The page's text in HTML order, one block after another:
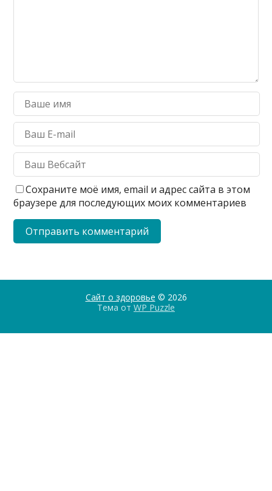
Сохраните моё имя, email и адрес сайта в этом
браузере для последующих моих комментариев
Сайт о здоровье © 2026
Тема от WP Puzzle